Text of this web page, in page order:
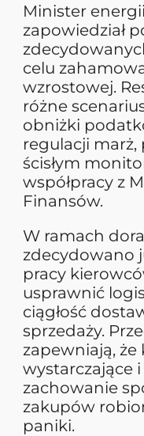
Minister
zapowiedział
celu
wzrostowej.
różne
obniżki
regulacji
ścisłym
współpracy z
Finansów.
W ramach
zdecydowano
pracy
usprawnić
ciągłość
sprzedaży.
zapewniają, że
wystarczające
zachowanie
zakupów
paniki.